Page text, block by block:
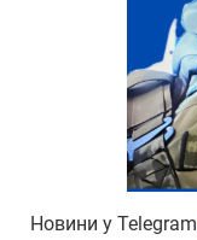
Новини у Telegram